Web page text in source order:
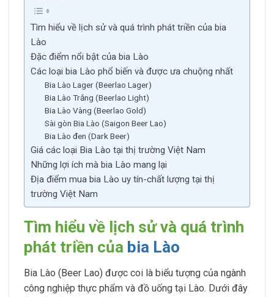
Tìm hiểu về lịch sử và quá trình phát triền của bia
Lào
Đặc điểm nổi bật của bia Lào
Các loại bia Lào phổ biến và được ưa chuộng nhất
Bia Lào Lager (Beerlao Lager)
Bia Lào Trắng (Beerlao Light)
Bia Lào Vàng (Beerlao Gold)
Sài gòn Bia Lào (Saigon Beer Lao)
Bia Lào đen (Dark Beer)
Giá các loại Bia Lào tại thị trường Việt Nam
Những lợi ích mà bia Lào mang lại
Địa điểm mua bia Lào uy tín-chất lượng tại thị
trường Việt Nam
Tìm hiểu về lịch sử và quá trình
phát triền của bia Lào
Bia Lào (Beer Lao) được coi là biểu tượng của ngành
công nghiệp thực phẩm và đồ uống tại Lào. Dưới đây